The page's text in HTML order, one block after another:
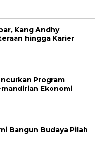
Kang Andhy
hingga Karier
Program
Ekonomi
Bangun Budaya Pilah